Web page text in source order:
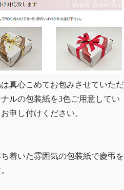
真心こめてお包みさせていただ
ルの包装紙を3色ご用意してい
申し付けください。
着いた雰囲気の包装紙で慶弔を